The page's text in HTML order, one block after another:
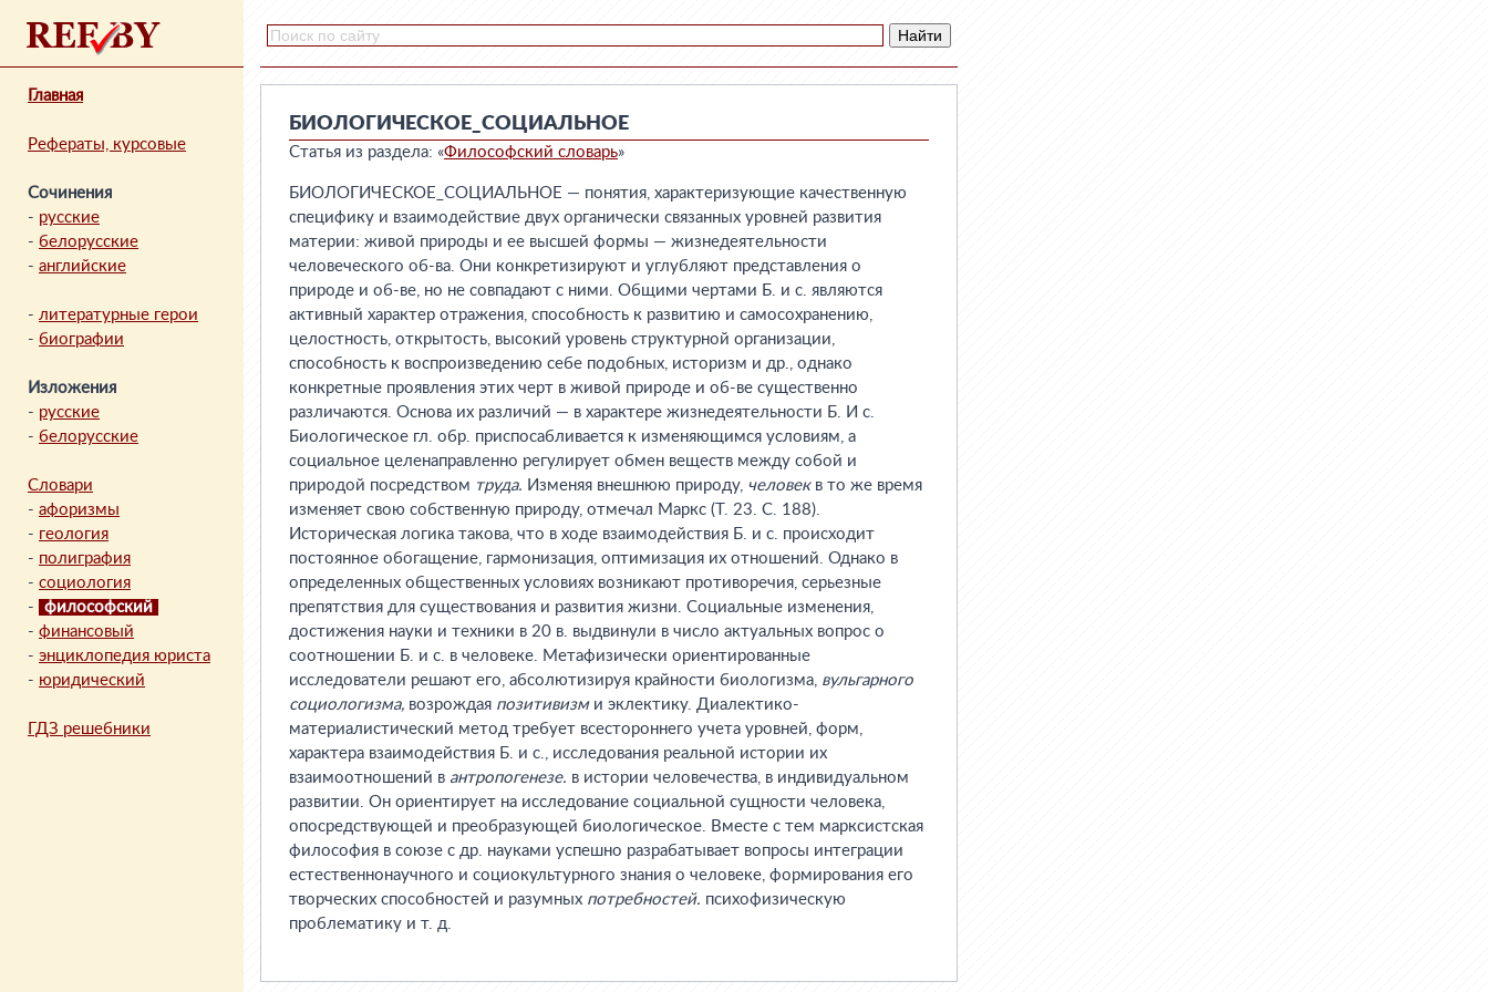
Главная
Рефераты, курсовые
Сочинения
- русские
- белорусские
- английские
- литературные герои
- биографии
Изложения
- русские
- белорусские
Словари
- афоризмы
- геология
- полиграфия
- социология
-
философский
- финансовый
- энциклопедия юриста
- юридический
ГДЗ решебники
БИОЛОГИЧЕСКОЕ_СОЦИАЛЬНОЕ
Статья из раздела: «Философский словарь»
БИОЛОГИЧЕСКОЕ_СОЦИАЛЬНОЕ — понятия, характеризующие качественную
специфику и взаимодействие двух органически связанных уровней развития
материи: живой природы и ее высшей формы — жизнедеятельности
человеческого об-ва. Они конкретизируют и углубляют представления о
природе и об-ве, но не совпадают с ними. Общими чертами Б. и с. являются
активный характер отражения, способность к развитию и самосохранению,
целостность, открытость, высокий уровень структурной организации,
способность к воспроизведению себе подобных, историзм и др., однако
конкретные проявления этих черт в живой природе и об-ве существенно
различаются. Основа их различий — в характере жизнедеятельности Б. И с.
Биологическое гл. обр. приспосабливается к изменяющимся условиям, а
социальное целенаправленно регулирует обмен веществ между собой и
природой посредством труда. Изменяя внешнюю природу, человекв то же время
изменяет свою собственную природу, отмечал Маркс (Т. 23. С. 188).
Историческая логика такова, что в ходе взаимодействия Б. и с. происходит
постоянное обогащение, гармонизация, оптимизация их отношений. Однако в
определенных общественных условиях возникают противоречия, серьезные
препятствия для существования и развития жизни. Социальные изменения,
достижения науки и техники в 20 в. выдвинули в число актуальных вопрос о
соотношении Б. и с. в человеке. Метафизически ориентированные
исследователи решают его, абсолютизируя крайности биологизма, вульгарного
социологизма, возрождая позитивизми эклектику. Диалектико-
материалистический метод требует всестороннего учета уровней, форм,
характера взаимодействия Б. и с., исследования реальной истории их
взаимоотношений в антропогенезе. в истории человечества, в индивидуальном
развитии. Он ориентирует на исследование социальной сущности человека,
опосредствующей и преобразующей биологическое. Вместе с тем марксистская
философия в союзе с др. науками успешно разрабатывает вопросы интеграции
естественнонаучного и социокультурного знания о человеке, формирования его
творческих способностей и разумных потребностей. психофизическую
проблематику и т. д.